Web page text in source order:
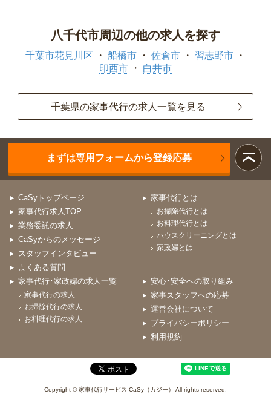
八千代市周辺の他の求人を探す
千葉市花見川区 船橋市 佐倉市
習志野市
印西市
白井市
千葉県の家事代行の求人一覧を見る
まずは専用フォームから登録応募
CaSyトップページ
家事代行求人TOP
業務委託の求人
CaSyからのメッセージ
スタッフインタビュー
よくある質問
家事代行とは
お掃除代行とは
お料理代行とは
ハウスクリーニングとは
家政婦とは
家事代行･家政婦の求人一覧
家事代行の求人
お掃除代行の求人
お料理代行の求人
安心･安全への取り組み
家事スタッフへの応募
運営会社について
プライバシーポリシー
利用規約
Copyright © 家事代行サービス CaSy（カジー） All rights reserved.